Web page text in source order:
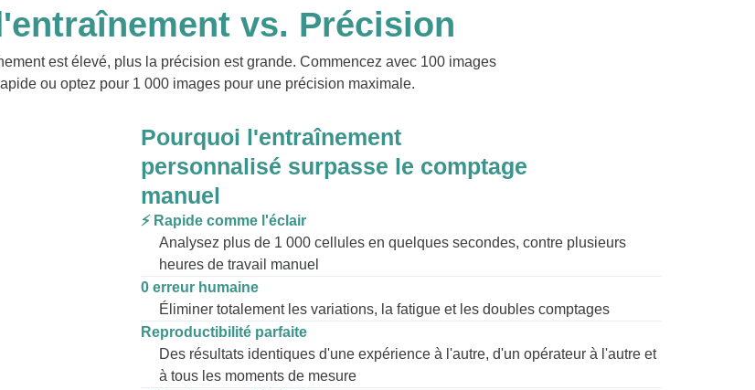
vs. Précision
est élevé, plus la précision est grande. Commencez avec 100 images
ou optez pour 1 000 images pour une précision maximale.
Pourquoi l'entraînement
personnalisé surpasse le comptage
manuel
⚡ Rapide comme l'éclair
Analysez plus de 1 000 cellules en quelques secondes, contre plusieurs
heures de travail manuel
0 erreur humaine
Éliminer totalement les variations, la fatigue et les doubles comptages
Reproductibilité parfaite
Des résultats identiques d'une expérience à l'autre, d'un opérateur à l'autre et
à tous les moments de mesure